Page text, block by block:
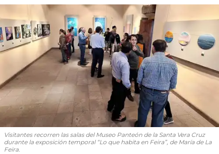
Visitantes recorren las salas del Museo Panteón de la Santa Vera Cruz
durante la exposición temporal “Lo que habita en Feira”, de María de La
Feira.